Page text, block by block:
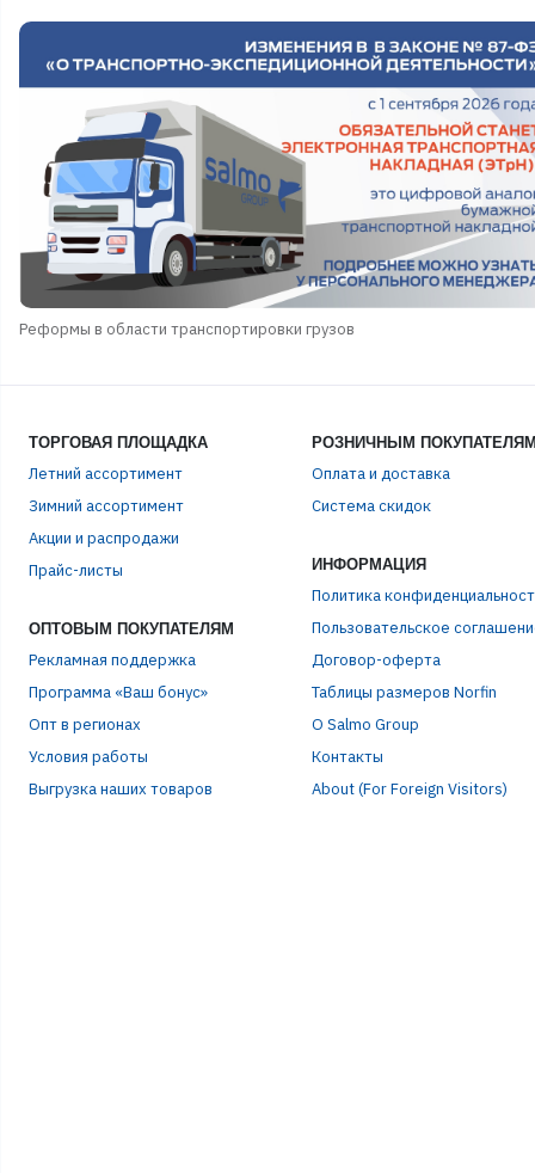
Реформы в области транспортировки грузов
ТОРГОВАЯ ПЛОЩАДКА
Летний ассортимент
Зимний ассортимент
Акции и распродажи
Прайс-листы
ОПТОВЫМ ПОКУПАТЕЛЯМ
Рекламная поддержка
Программа «Ваш бонус»
Опт в регионах
Условия работы
Выгрузка наших товаров
РОЗНИЧНЫМ
Оплата и доставка
Система скидок
ИНФОРМАЦИЯ
Политика
Пользовательское
Договор-оферта
Таблицы размеров Norfin
О Salmo Group
Контакты
About (For Foreign Visitors)